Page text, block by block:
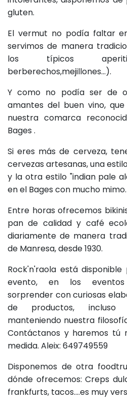
gluten.
El vermut no podía faltar
servimos de manera
los típicos
berberechos,mejillones...).
Y como no podía ser de
amantes del buen vino,
nuestra comarca
Bages .
Si eres más de cerveza,
cervezas artesanas, una
y la otra estilo "indian pale
en el Bages con mucho mimo.
Entre horas ofrecemos
pan de calidad y café
diariamente de manera
de Manresa, desde 1930.
Rock'n'raola está
evento, en los eventos
sorprender con curiosas
de productos, incluso
manteniendo nuestra
Contáctanos y haremos tú
medida. Aleix: 649749559
Disponemos de otra
dónde ofrecemos: Creps
frankfurts, tacos....es muy